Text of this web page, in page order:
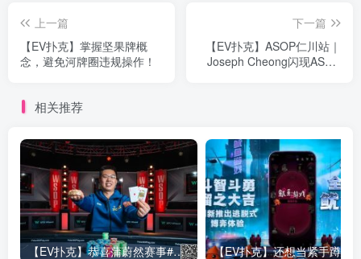
上一篇
【EV扑克】掌握坚果牌概
念，避免河牌圈违规操作！
下一篇
【EV扑克】ASOP仁川站｜
Joseph Cheong闪现ASOP
相关推荐
【EV扑克】恭喜蒲蔚然赛事#65夺冠，收获国人2023WSOP第六条金手链，奖金93万刀！